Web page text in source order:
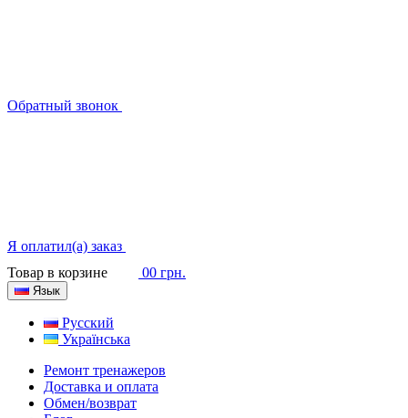
Обратный звонок
Я оплатил(а) заказ
Товар в корзине
00 грн.
Язык
Русский
Українська
Ремонт тренажеров
Доставка и оплата
Обмен/возврат